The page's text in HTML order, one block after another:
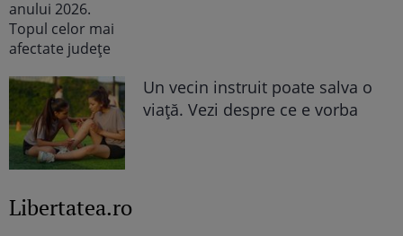
Un vecin instruit poate salva o
viață. Vezi despre ce e vorba
Libertatea.ro